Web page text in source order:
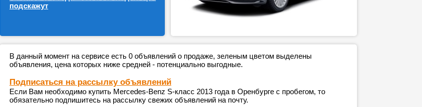
подскажут
В данный момент на сервисе есть 0 объявлений о продаже, зеленым цветом выделены
объявления, цена которых ниже средней - потенциально выгодные.
Подписаться на рассылку объявлений
Если Вам необходимо купить Mercedes-Benz S-класс 2013 года в Оренбурге с пробегом, то
обязательно подпишитесь на рассылку свежих объявлений на почту.